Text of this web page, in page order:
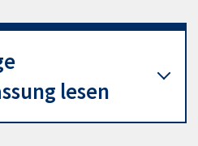
lesen